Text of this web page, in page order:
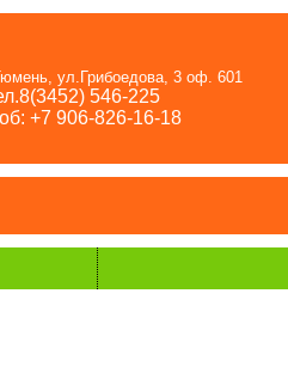
ул.Грибоедова, 3 оф. 601
546-225
+7 906-826-16-18